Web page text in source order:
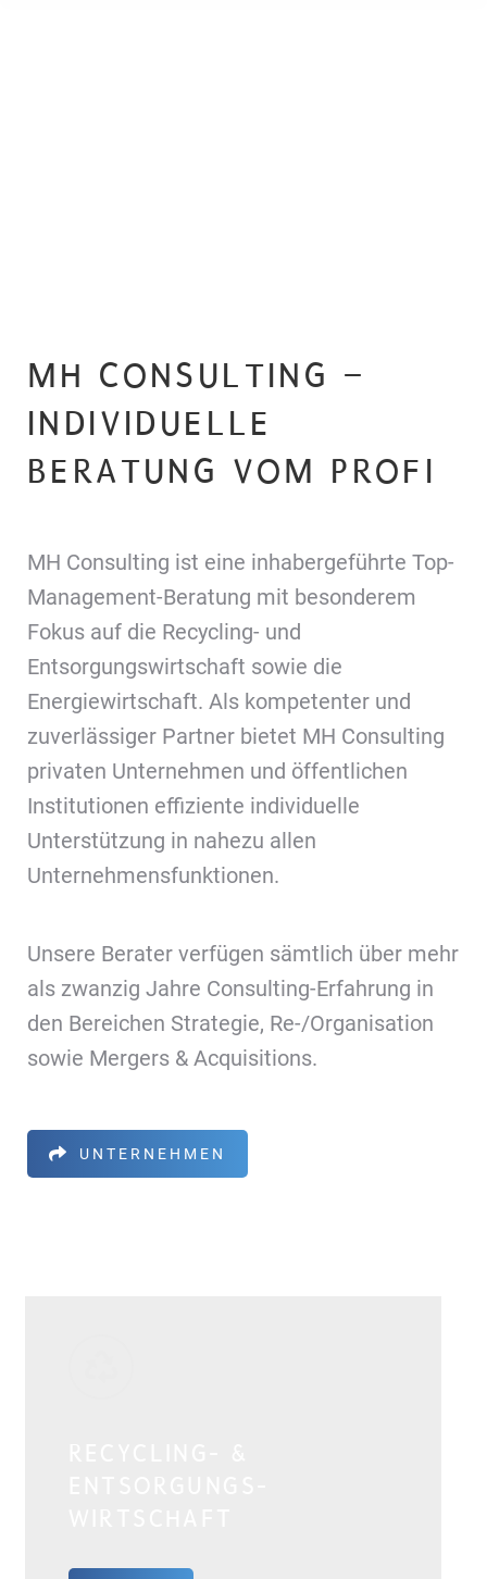
MH CONSULTING –
INDIVIDUELLE
BERATUNG VOM PROFI
MH Consulting ist eine inhabergeführte Top-
Management-Beratung mit besonderem
Fokus auf die Recycling- und
Entsorgungswirtschaft sowie die
Energiewirtschaft. Als kompetenter und
zuverlässiger Partner bietet MH Consulting
privaten Unternehmen und öffentlichen
Institutionen effiziente individuelle
Unterstützung in nahezu allen
Unternehmensfunktionen.
Unsere Berater verfügen sämtlich über mehr
als zwanzig Jahre Consulting-Erfahrung in
den Bereichen Strategie, Re-/Organisation
sowie Mergers & Acquisitions.
UNTERNEHMEN